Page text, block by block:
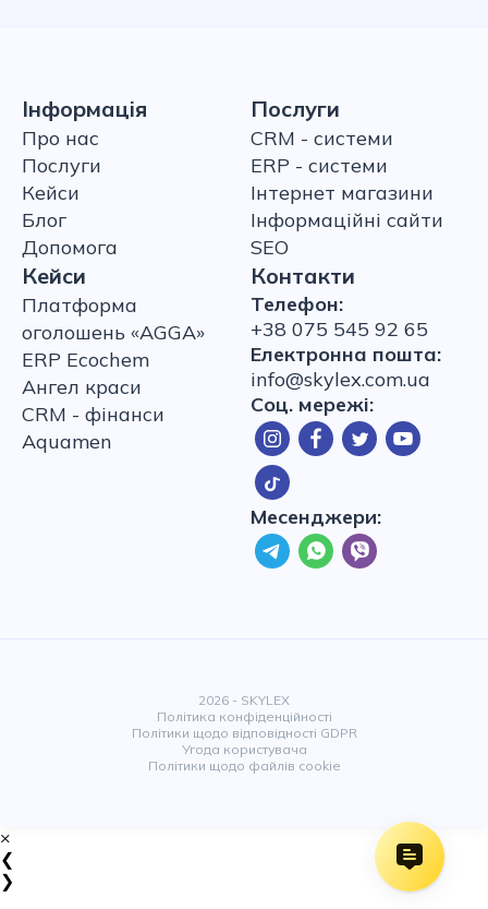
Послуги
CRM - системи
ERP - системи
Інтернет магазини
Інформаційні сайти
SEO
Кейси
Платформа
оголошень «AGGA»
ERP Ecochem
Ангел краси
CRM - фінанси
Aquamen
Інформація
Про нас
Послуги
Кейси
Блог
Допомога
Контакти
Телефон:
+38 075 545 92 65
Електронна пошта:
info@skylex.com.ua
Соц. мережі:
Месенджери:
2026 - SKYLEX
Політика конфіденційності
Політики щодо відповідності GDPR
Угода користувача
Політики щодо файлів cookie
×
❮
❯